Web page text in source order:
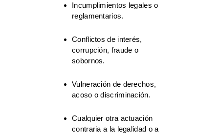
Incumplimientos legales o
reglamentarios.
Conflictos de interés,
corrupción, fraude o
sobornos.
Vulneración de derechos,
acoso o discriminación.
Cualquier otra actuación
contraria a la legalidad o a